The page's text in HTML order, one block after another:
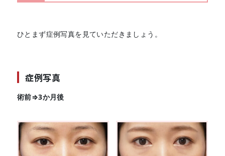
ひとまず症例写真を見ていただきましょう。
症例写真
術前⇒3か月後